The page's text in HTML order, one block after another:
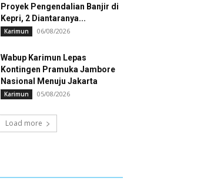
Proyek Pengendalian Banjir di
Kepri, 2 Diantaranya...
Karimun 06/08/2026
Wabup Karimun Lepas
Kontingen Pramuka Jambore
Nasional Menuju Jakarta
Karimun 05/08/2026
Load more